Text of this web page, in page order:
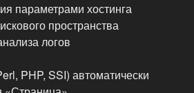
параметрами хостинга
пространства
логов
PHP, SSI) автоматически